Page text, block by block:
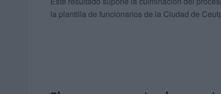
la plantilla de funcionarios de la Ciudad de